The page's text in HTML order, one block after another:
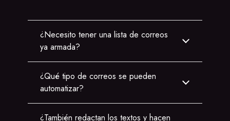
¿Necesito tener una lista de correos
ya armada?
¿Qué tipo de correos se pueden
automatizar?
¿También redactan los textos y hacen